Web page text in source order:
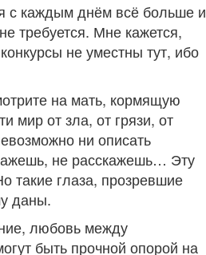
с каждым днём всё больше и
требуется. Мне кажется,
не уместны тут, ибо
на мать, кормящую
мир от зла, от грязи, от
ни описать
не расскажешь… Эту
такие глаза, прозревшие
даны.
любовь между
быть прочной опорой на